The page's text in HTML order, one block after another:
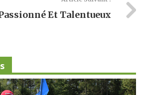
Et Talentueux